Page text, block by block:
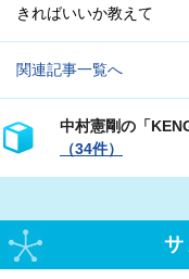
きればいいか教えて
関連記事一覧へ
中村憲剛の「
（34件）